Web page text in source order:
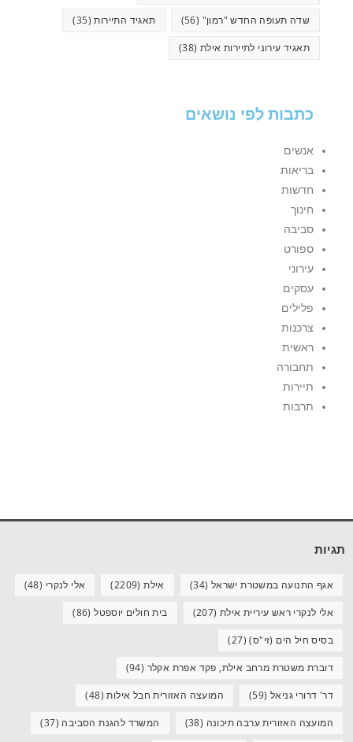
שדה תעופה החדש "רמון" (56) תאגיד התיירות(35)
תאגיד עירוני לתיירות אילת (38)
כתבות לפי נושאים
אנשים
בריאות
חדשות
חינוך
סביבה
ספורט
עירוני
עסקים
פלילים
צרכנות
ראשית
תחבורה
תיירות
תרבות
תגיות
אגף התנועה במשטרת ישראל (34) אילת(2209) אלי לנקרי (48)
אלי לנקרי ראש עיריית אילת (207) בית חולים יוספטל(86)
בסיס חיל הים (זי"ס)(27)
דוברת משטרת מרחב אילת, פקד אפרת אקלר (94)
דר' דרורי גניאל (59) המועצה האזורית חבל אילות(48)
המועצה האזורית ערבה תיכונה (38) המשרד להגנת הסביבה (37)